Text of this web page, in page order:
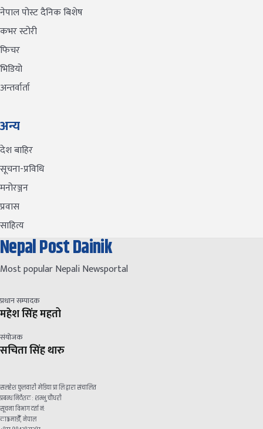
नेपाल पोस्ट दैनिक बिशेष
कभर स्टोरी
फिचर
भिडियो
अन्तर्वार्ता
अन्य
देश बाहिर
सूचना-प्रविधि
मनोरञ्जन
प्रवास
साहित्य
Nepal Post Dainik
Most popular Nepali Newsportal
प्रधान सम्पादक
महेश सिंह महतो
संयोजक
सचिता सिंह थारु
सलहेश फुलवारी मेडिया प्रा लि द्वारा संचालित
प्रबन्ध निर्देशक : शम्भु चौधरी
सूचना विभाग दर्ता नं:
काठमाडौँ, नेपाल